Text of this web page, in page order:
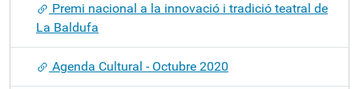
Premi nacional a la innovació i tradició teatral de
La Baldufa
Agenda Cultural - Octubre 2020